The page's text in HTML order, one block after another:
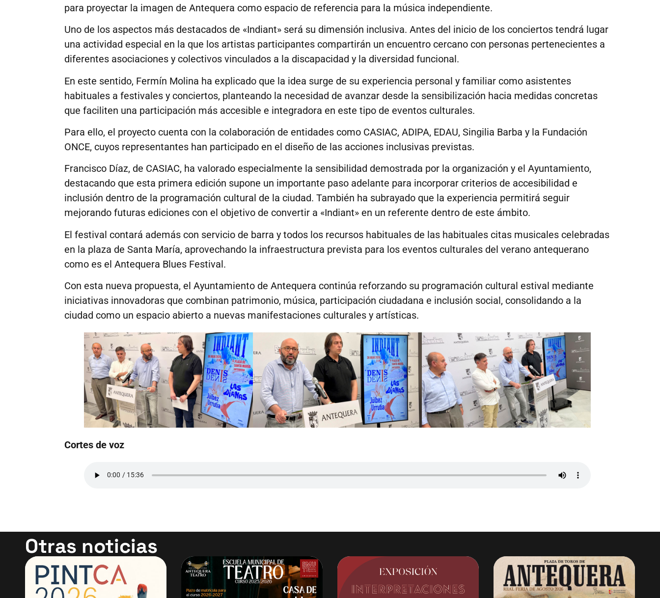
para proyectar la imagen de Antequera como espacio de referencia para la música independiente.
Uno de los aspectos más destacados de «Indiant» será su dimensión inclusiva. Antes del inicio de los conciertos tendrá lugar
una actividad especial en la que los artistas participantes compartirán un encuentro cercano con personas pertenecientes a
diferentes asociaciones y colectivos vinculados a la discapacidad y la diversidad funcional.
En este sentido, Fermín Molina ha explicado que la idea surge de su experiencia personal y familiar como asistentes
habituales a festivales y conciertos, planteando la necesidad de avanzar desde la sensibilización hacia medidas concretas
que faciliten una participación más accesible e integradora en este tipo de eventos culturales.
Para ello, el proyecto cuenta con la colaboración de entidades como CASIAC, ADIPA, EDAU, Singilia Barba y la Fundación
ONCE, cuyos representantes han participado en el diseño de las acciones inclusivas previstas.
Francisco Díaz, de CASIAC, ha valorado especialmente la sensibilidad demostrada por la organización y el Ayuntamiento,
destacando que esta primera edición supone un importante paso adelante para incorporar criterios de accesibilidad e
inclusión dentro de la programación cultural de la ciudad. También ha subrayado que la experiencia permitirá seguir
mejorando futuras ediciones con el objetivo de convertir a «Indiant» en un referente dentro de este ámbito.
El festival contará además con servicio de barra y todos los recursos habituales de las habituales citas musicales celebradas
en la plaza de Santa María, aprovechando la infraestructura prevista para los eventos culturales del verano antequerano
como es el Antequera Blues Festival.
Con esta nueva propuesta, el Ayuntamiento de Antequera continúa reforzando su programación cultural estival mediante
iniciativas innovadoras que combinan patrimonio, música, participación ciudadana e inclusión social, consolidando a la
ciudad como un espacio abierto a nuevas manifestaciones culturales y artísticas.
Cortes de voz
Otras noticias